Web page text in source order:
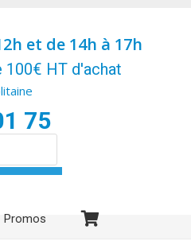
75
et de 14h à 17h
100€ HT d'achat
Promos